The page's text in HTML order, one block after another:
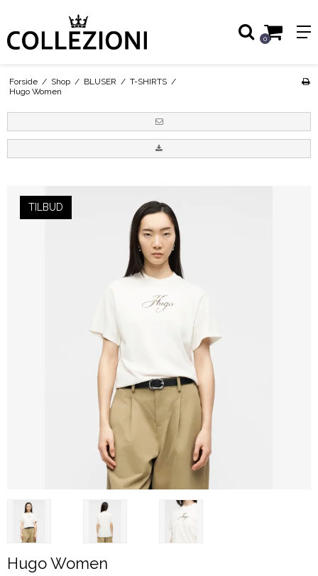
0
Forside / Shop / BLUSER / T-SHIRTS /
Hugo Women
TILBUD
Hugo Women